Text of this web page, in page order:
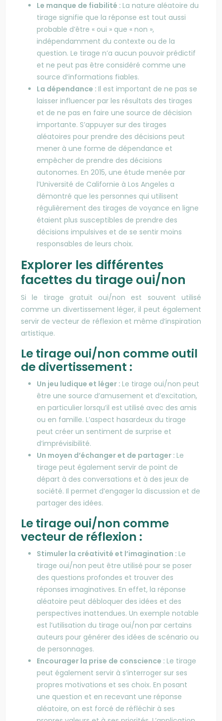
Le manque de fiabilité : La nature aléatoire du
tirage signifie que la réponse est tout aussi
probable d’être « oui » que « non »,
indépendamment du contexte ou de la
question. Le tirage n’a aucun pouvoir prédictif
et ne peut pas être considéré comme une
source d’informations fiables.
La dépendance : Il est important de ne pas se
laisser influencer par les résultats des tirages
et de ne pas en faire une source de décision
importante. S’appuyer sur des tirages
aléatoires pour prendre des décisions peut
mener à une forme de dépendance et
empêcher de prendre des décisions
autonomes. En 2015, une étude menée par
l’Université de Californie à Los Angeles a
démontré que les personnes qui utilisent
régulièrement des tirages de voyance en ligne
étaient plus susceptibles de prendre des
décisions impulsives et de se sentir moins
responsables de leurs choix.
Explorer les différentes
facettes du tirage oui/non
Si le tirage gratuit oui/non est souvent utilisé
comme un divertissement léger, il peut également
servir de vecteur de réflexion et même d’inspiration
artistique.
Le tirage oui/non comme outil
de divertissement :
Un jeu ludique et léger : Le tirage oui/non peut
être une source d’amusement et d’excitation,
en particulier lorsqu’il est utilisé avec des amis
ou en famille. L’aspect hasardeux du tirage
peut créer un sentiment de surprise et
d’imprévisibilité.
Un moyen d’échanger et de partager : Le
tirage peut également servir de point de
départ à des conversations et à des jeux de
société. Il permet d’engager la discussion et de
partager des idées.
Le tirage oui/non comme
vecteur de réflexion :
Stimuler la créativité et l’imagination : Le
tirage oui/non peut être utilisé pour se poser
des questions profondes et trouver des
réponses imaginatives. En effet, la réponse
aléatoire peut débloquer des idées et des
perspectives inattendues. Un exemple notable
est l’utilisation du tirage oui/non par certains
auteurs pour générer des idées de scénario ou
de personnages.
Encourager la prise de conscience : Le tirage
peut également servir à s’interroger sur ses
propres motivations et ses choix. En posant
une question et en recevant une réponse
aléatoire, on est forcé de réfléchir à ses